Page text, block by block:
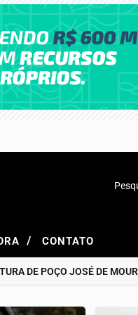
/ CONTATO
POÇO JOSÉ DE MOURA